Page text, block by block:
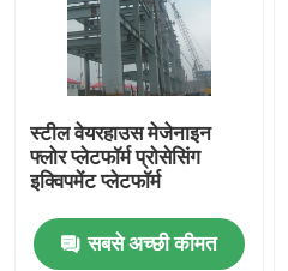
स्टील वेयरहाउस मेजेनाइन
फ्लोर प्लेटफॉर्म प्रोसेसिंग
इक्विपमेंट प्लेटफॉर्म
सबसे अच्छी कीमत